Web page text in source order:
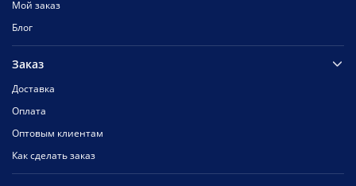
Мой заказ
Блог
Заказ
Доставка
Оплата
Оптовым клиентам
Как сделать заказ